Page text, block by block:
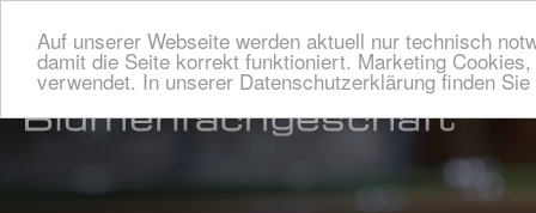
Auf unserer Webseite werden aktuell nur technisch
damit die Seite korrekt funktioniert. Marketing
verwendet. In unserer Datenschutzerklärung finden